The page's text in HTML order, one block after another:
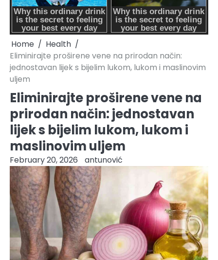
Home
Health
Eliminirajte proširene vene na prirodan način:
jednostavan lijek s bijelim lukom, lukom i maslinovim
uljem
Eliminirajte proširene vene na
prirodan način: jednostavan
lijek s bijelim lukom, lukom i
maslinovim uljem
February 20, 2026 antunović